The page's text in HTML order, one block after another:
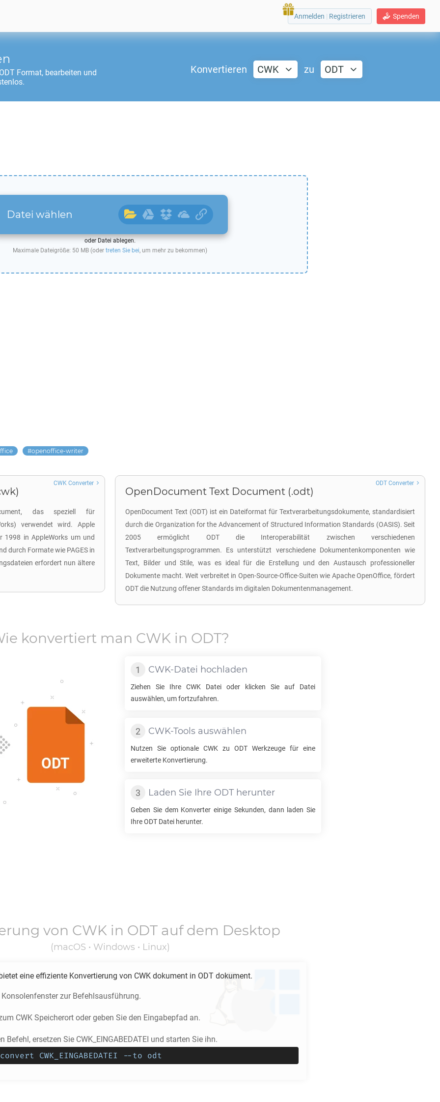
Spenden
Anmelden | Registrieren
ODT Format, bearbeiten und
Konvertieren CWK zu ODT
Datei wählen
oder Datei ablegen.
Maximale Dateigröße: 50 MB (oder treten Sie bei, um mehr zu bekommen)
openoffice-writer
das speziell für
verwendet wird. Apple
1998 in AppleWorks um und
durch Formate wie PAGES in
erfordert nun ältere
CWK Converter
OpenDocument Text Document (.odt)
OpenDocument Text (ODT) ist ein Dateiformat für Textverarbeitungsdokumente, standardisiert
durch die Organization for the Advancement of Structured Information Standards (OASIS). Seit
2005 ermöglicht ODT die Interoperabilität zwischen verschiedenen
Textverarbeitungsprogrammen. Es unterstützt verschiedene Dokumentenkomponenten wie
Text, Bilder und Stile, was es ideal für die Erstellung und den Austausch professioneller
Dokumente macht. Weit verbreitet in Open-Source-Office-Suiten wie Apache OpenOffice, fördert
ODT die Nutzung offener Standards im digitalen Dokumentenmanagement.
ODT Converter
konvertiert man CWK in ODT?
CWK-Datei hochladen
Ziehen Sie Ihre CWK Datei oder klicken Sie auf Datei
auswählen, um fortzufahren.
CWK-Tools auswählen
Nutzen Sie optionale CWK zu ODT Werkzeuge für eine
erweiterte Konvertierung.
Laden Sie Ihre ODTherunter
Geben Sie dem Konverter einige Sekunden, dann laden Sie
IhreODT Datei herunter.
von CWKin ODTauf dem Desktop
(macOS • Windows • Linux)
eine effiziente Konvertierung von CWK dokument in ODT dokument.
zur Befehlsausführung.
CWK Speicherort oder geben Sie den Eingabepfad an.
Befehl, ersetzen Sie CWK_EINGABEDATEI und starten Sie ihn.
CWK_EINGABEDATEI --to odt